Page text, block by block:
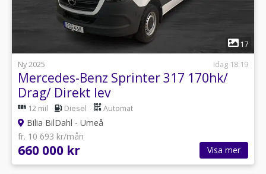
1
17
Ny 2025
Idag 18:19
Mercedes-Benz Sprinter 317 170hk/
Drag/ Direkt lev
12 mil Diesel Automat
Bilia BilDahl - Umeå
fr. 10 693 kr/mån
660 000 kr Visa mer